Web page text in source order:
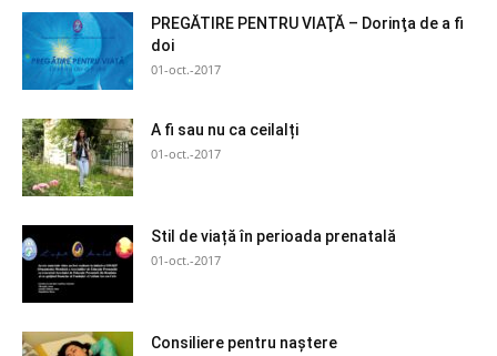
PREGĂTIRE PENTRU VIAŢĂ – Dorinţa de a fi
doi
01-oct.-2017
A fi sau nu ca ceilalți
01-oct.-2017
Stil de viață în perioada prenatală
01-oct.-2017
Consiliere pentru naștere